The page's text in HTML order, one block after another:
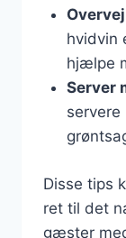
hvidvin
hjælpe
Server
Disse tips
ret til det
gæster